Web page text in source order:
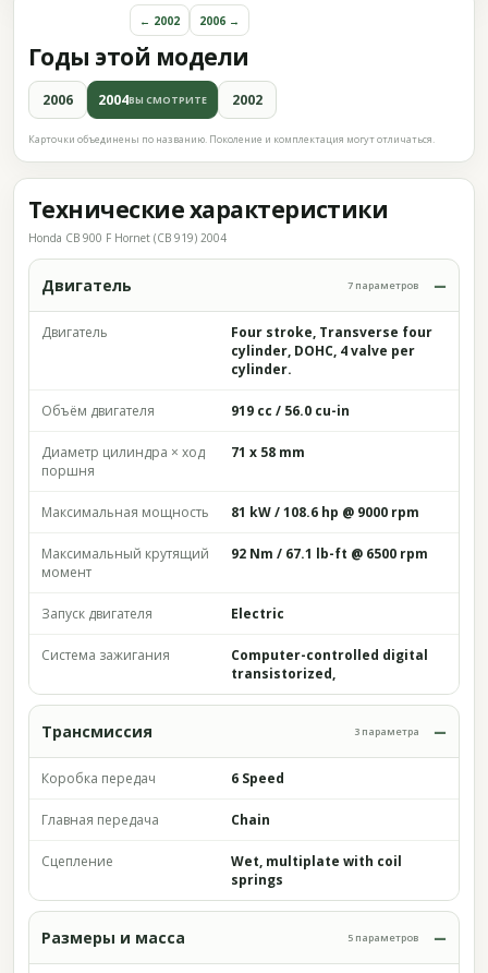
Годы этой модели
← 2002 2006 →
2006 2004ВЫ СМОТРИТЕ 2002
Карточки объединены по названию. Поколение и комплектация могут отличаться.
Технические характеристики
Honda CB 900 F Hornet (CB 919) 2004
Двигатель 7 параметров
Двигатель
Four stroke, Transverse four
cylinder, DOHC, 4 valve per
cylinder.
Объём двигателя 919 cc / 56.0 cu-in
Диаметр цилиндра × ход
поршня
71 x 58 mm
Максимальная мощность 81 kW / 108.6 hp @ 9000 rpm
Максимальный крутящий
момент
92 Nm / 67.1 lb-ft @ 6500 rpm
Запуск двигателя Electric
Система зажигания
Computer-controlled digital
transistorized,
Трансмиссия 3 параметра
Коробка передач 6 Speed
Главная передача Chain
Сцепление
Wet, multiplate with coil
springs
Размеры и масса 5 параметров